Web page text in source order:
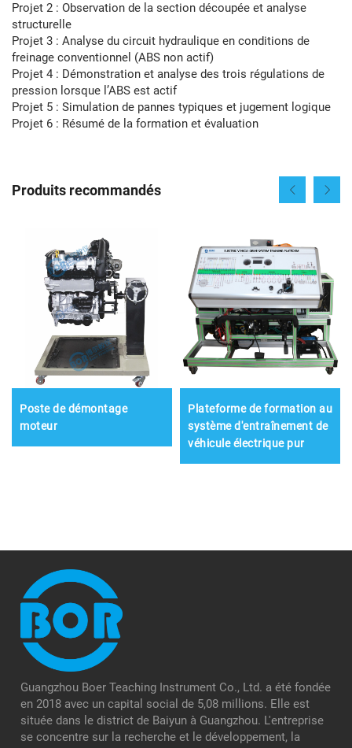
Projet 2 : Observation de la section découpée et analyse
structurelle
Projet 3 : Analyse du circuit hydraulique en conditions de
freinage conventionnel (ABS non actif)
Projet 4 : Démonstration et analyse des trois régulations de
pression lorsque l’ABS est actif
Projet 5 : Simulation de pannes typiques et jugement logique
Projet 6 : Résumé de la formation et évaluation
Produits recommandés
Poste de démontage
moteur
Plateforme de formation au
système d'entraînement de
véhicule électrique pur
Guangzhou Boer Teaching Instrument Co., Ltd. a été fondée
en 2018 avec un capital social de 5,08 millions. Elle est
située dans le district de Baiyun à Guangzhou. L'entreprise
se concentre sur la recherche et le développement, la